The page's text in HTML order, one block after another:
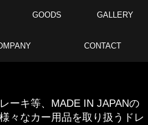
GOODS GALLERY
CONTACT
ーキ等、MADE IN JAPANの
々なカー用品を取り扱うドレ